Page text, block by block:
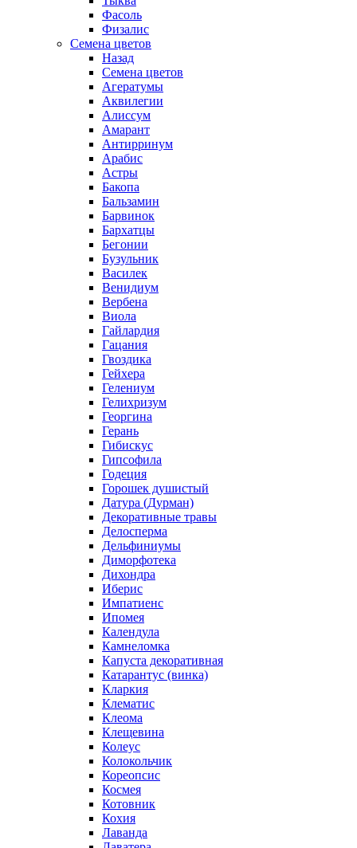
Фасоль
Физалис
Семена цветов
Назад
Семена цветов
Агератумы
Аквилегии
Алиссум
Амарант
Антирринум
Арабис
Астры
Бакопа
Бальзамин
Барвинок
Бархатцы
Бегонии
Бузульник
Василек
Венидиум
Вербена
Виола
Гайлардия
Гацания
Гвоздика
Гейхера
Гелениум
Гелихризум
Георгина
Герань
Гибискус
Гипсофила
Годеция
Горошек душистый
Датура (Дурман)
Декоративные травы
Делосперма
Дельфиниумы
Диморфотека
Дихондра
Иберис
Импатиенс
Ипомея
Календула
Камнеломка
Капуста декоративная
Катарантус (винка)
Кларкия
Клематис
Клеома
Клещевина
Колеус
Колокольчик
Кореопсис
Космея
Котовник
Кохия
Лаванда